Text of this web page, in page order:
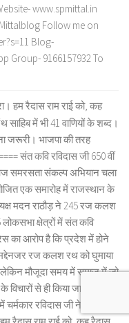
www.spmittal.in
Follow me on
Blog-
Group- 9166157932 To
हम रैदास राम राई को, कह
साहिब में भी 41 वाणियों के शब्द।
जरूरी। भाजपा की तरह
संत कवि रविदास जी 650 वीं
समरसता संकल्प अभियान चला
एक समारोह में राजस्थान के
मदन राठौड़ ने 245 रज कलश
क्षेत्रों में संत कवि
का आरोप है कि प्रदेश में होने
रज कलश रथ को घुमाया
लेकिन मौजूदा समय में समाज में जो
से ही किया जा सकता
रविदास जी ने लिखा,